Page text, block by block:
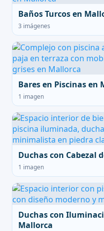
Baños Turcos en
3 imágenes
Bares en Piscinas en
1 imagen
Duchas con Cabezal
1 imagen
Duchas con
Mallorca